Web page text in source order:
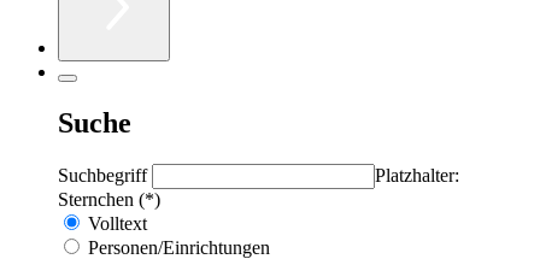
Suche
Suchbegriff
Platzhalter:
Sternchen (*)
Volltext
Personen/Einrichtungen